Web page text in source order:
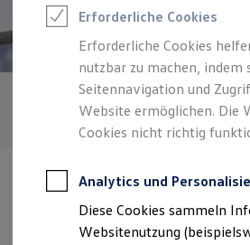
Leasing
Leasing-Angebote
Gebrauchtwagen
Junge
Elektroauto Leasing
Kleinwagen-Leasing
Leasing ohne
Finanzierung
Kfz-Versicherung
Garantien
Wartungsverträge
Erforderliche Cookies
Erforderliche Cookies
nutzbar zu machen,
Seitennavigation und
Website ermöglichen. Die
Cookies nicht richtig
Analytics und
Diese Cookies sammeln
Websitenutzung